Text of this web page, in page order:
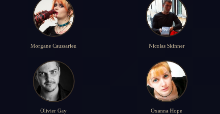
Morgane Caussarieu Nicolas Skinner
Olivier Gay Oxanna Hope